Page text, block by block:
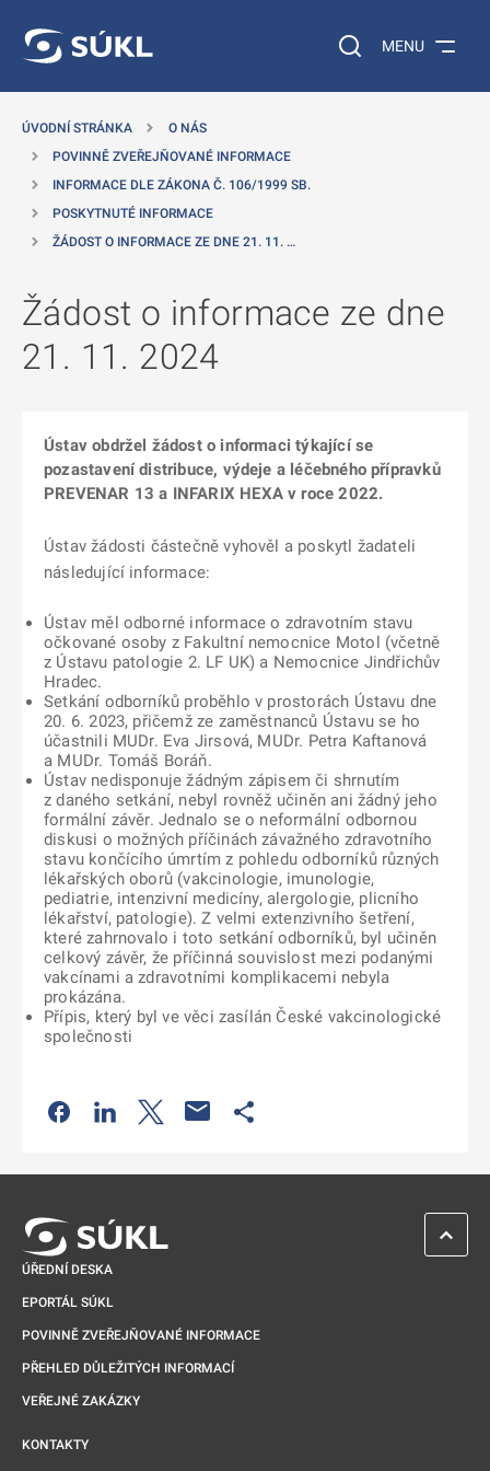
Vyhledávání na
MENU
ÚVODNÍ STRÁNKA
O NÁS
POVINNĚ ZVEŘEJŇOVANÉ INFORMACE
INFORMACE DLE ZÁKONA Č. 106/1999 SB.
POSKYTNUTÉ INFORMACE
ŽÁDOST O INFORMACE ZE DNE 21. 11. …
Žádost o informace ze dne
21. 11. 2024
Ústav obdržel žádost o informaci týkající se
pozastavení distribuce, výdeje a léčebného přípravků
PREVENAR 13 a INFARIX HEXA v roce 2022.
Ústav žádosti částečně vyhověl a poskytl žadateli
následující informace:
Ústav měl odborné informace o zdravotním stavu
očkované osoby z Fakultní nemocnice Motol (včetně
z Ústavu patologie 2. LF UK) a Nemocnice Jindřichův
Hradec.
Setkání odborníků proběhlo v prostorách Ústavu dne
20. 6. 2023, přičemž ze zaměstnanců Ústavu se ho
účastnili MUDr. Eva Jirsová, MUDr. Petra Kaftanová
a MUDr. Tomáš Boráň.
Ústav nedisponuje žádným zápisem či shrnutím
z daného setkání, nebyl rovněž učiněn ani žádný jeho
formální závěr. Jednalo se o neformální odbornou
diskusi o možných příčinách závažného zdravotního
stavu končícího úmrtím z pohledu odborníků různých
lékařských oborů (vakcinologie, imunologie,
pediatrie, intenzivní medicíny, alergologie, plicního
lékařství, patologie). Z velmi extenzivního šetření,
které zahrnovalo i toto setkání odborníků, byl učiněn
celkový závěr, že příčinná souvislost mezi podanými
vakcínami a zdravotními komplikacemi nebyla
prokázána.
Přípis, který byl ve věci zasílán České vakcinologické
společnosti
Odkaz se otevře na nové kartě
Odkaz se otevře na nové kartě
Odkaz se otevře na nové kartě
ÚŘEDNÍ DESKA
EPORTÁL SÚKL
POVINNĚ ZVEŘEJŇOVANÉ INFORMACE
PŘEHLED DŮLEŽITÝCH INFORMACÍ
VEŘEJNÉ ZAKÁZKY
KONTAKTY
ZPĚT